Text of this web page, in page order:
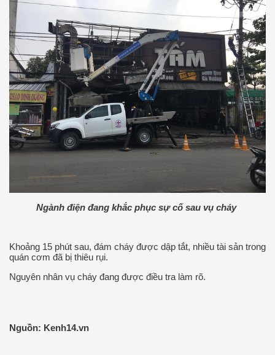
Ngành điện đang khắc phục sự cố sau vụ cháy
Khoảng 15 phút sau, đám cháy được dập tắt, nhiều tài sản trong
quán cơm đã bị thiêu rụi.
Nguyên nhân vụ cháy đang được điều tra làm rõ.
Nguồn: Kenh14.vn